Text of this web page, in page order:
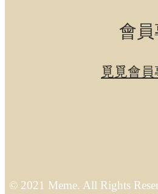
會員
覓覓會
© 2021 Meme. All Rights